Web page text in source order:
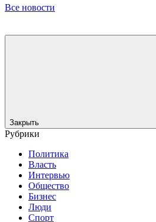
Все новости
Закрыть
Рубрики
Политика
Власть
Интервью
Общество
Бизнес
Люди
Спорт